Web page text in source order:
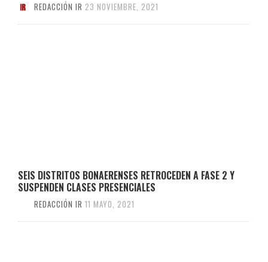
REDACCIÓN IR 23 NOVIEMBRE, 2021
SEIS DISTRITOS BONAERENSES RETROCEDEN A FASE 2 Y
SUSPENDEN CLASES PRESENCIALES
REDACCIÓN IR 11 MAYO, 2021